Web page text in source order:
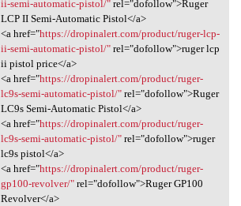
ii-semi-automatic-pistol/"rel="dofollow">Ruger
LCP II Semi-Automatic Pistol</a>
<a href="https://dropinalert.com/product/ruger-lcp-
ii-semi-automatic-pistol/"rel="dofollow">ruger lcp
ii pistol price</a>
<a href="https://dropinalert.com/product/ruger-
lc9s-semi-automatic-pistol/"rel="dofollow">Ruger
LC9s Semi-Automatic Pistol</a>
<a href="https://dropinalert.com/product/ruger-
lc9s-semi-automatic-pistol/"rel="dofollow">ruger
lc9s pistol</a>
<a href="https://dropinalert.com/product/ruger-
gp100-revolver/"rel="dofollow">Ruger GP100
Revolver</a>